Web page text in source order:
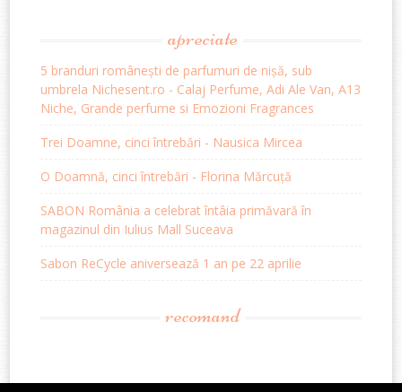
apreciate
5 branduri românești de parfumuri de nișă, sub
umbrela Nichesent.ro - Calaj Perfume, Adi Ale Van, A13
Niche, Grande perfume si Emozioni Fragrances
Trei Doamne, cinci întrebări - Nausica Mircea
O Doamnă, cinci întrebări - Florina Mărcuță
SABON România a celebrat întâia primăvară în
magazinul din Iulius Mall Suceava
Sabon ReCycle aniversează 1 an pe 22 aprilie
recomand